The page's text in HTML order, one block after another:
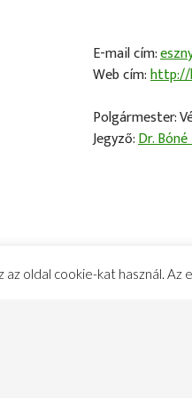
E-mail cím:
Web cím:http://
Polgármester:
Jegyző:Dr.
az oldal cookie-kat használ.